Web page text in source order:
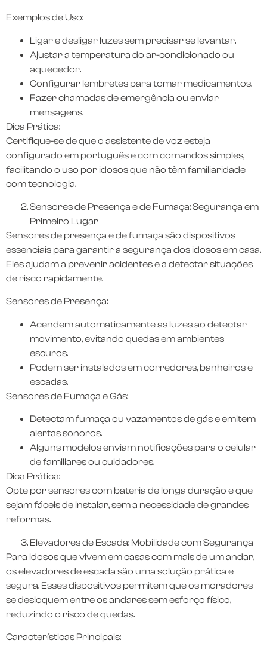
Exemplos de Uso:
Ligar e desligar luzes sem precisar se levantar.
Ajustar a temperatura do ar-condicionado ou
aquecedor.
Configurar lembretes para tomar medicamentos.
Fazer chamadas de emergência ou enviar
mensagens.
Dica Prática:
Certifique-se de que o assistente de voz esteja
configurado em português e com comandos simples,
facilitando o uso por idosos que não têm familiaridade
com tecnologia.
Sensores de Presença e de Fumaça: Segurança em
Primeiro Lugar
Sensores de presença e de fumaça são dispositivos
essenciais para garantir a segurança dos idosos em casa.
Eles ajudam a prevenir acidentes e a detectar situações
de risco rapidamente.
Sensores de Presença:
Acendem automaticamente as luzes ao detectar
movimento, evitando quedas em ambientes
escuros.
Podem ser instalados em corredores, banheiros e
escadas.
Sensores de Fumaça e Gás:
Detectam fumaça ou vazamentos de gás e emitem
alertas sonoros.
Alguns modelos enviam notificações para o celular
de familiares ou cuidadores.
Dica Prática:
Opte por sensores com bateria de longa duração e que
sejam fáceis de instalar, sem a necessidade de grandes
reformas.
Elevadores de Escada: Mobilidade com Segurança
Para idosos que vivem em casas com mais de um andar,
os elevadores de escada são uma solução prática e
segura. Esses dispositivos permitem que os moradores
se desloquem entre os andares sem esforço físico,
reduzindo o risco de quedas.
Características Principais: